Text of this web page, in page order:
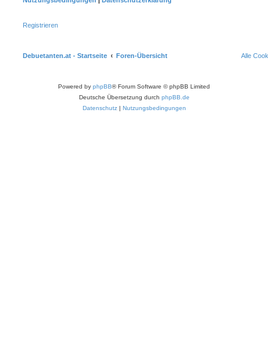
Registrieren
Debuetanten.at - Startseite Foren-Übersicht Alle
Powered by phpBB® Forum Software © phpBB Limited
Deutsche Übersetzung durch phpBB.de
Datenschutz | Nutzungsbedingungen